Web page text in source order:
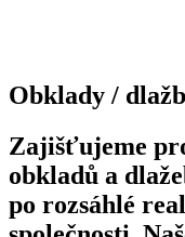
Obklady /
Zajišťujeme
obkladů a
po rozsáhlé